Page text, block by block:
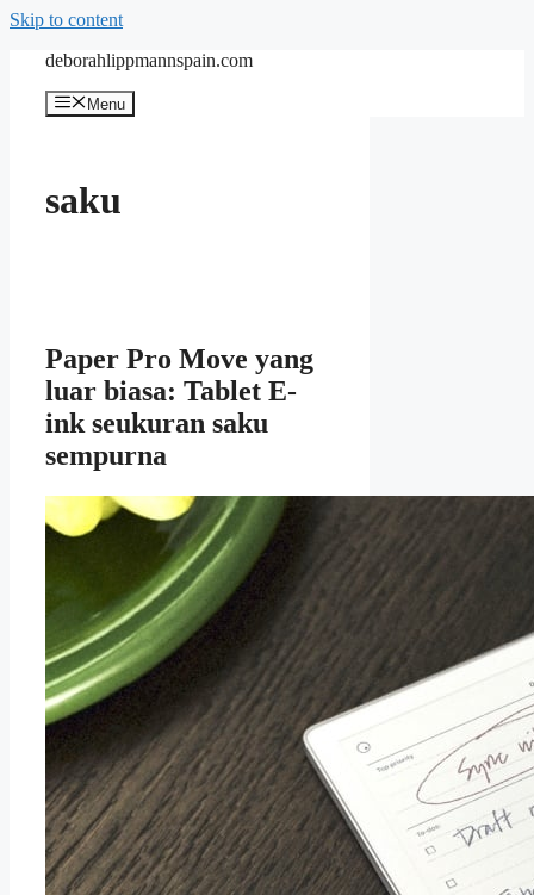
Skip to content
deborahlippmannspain.com
Menu
saku
Paper Pro Move yang
luar biasa: Tablet E-
ink seukuran saku
sempurna